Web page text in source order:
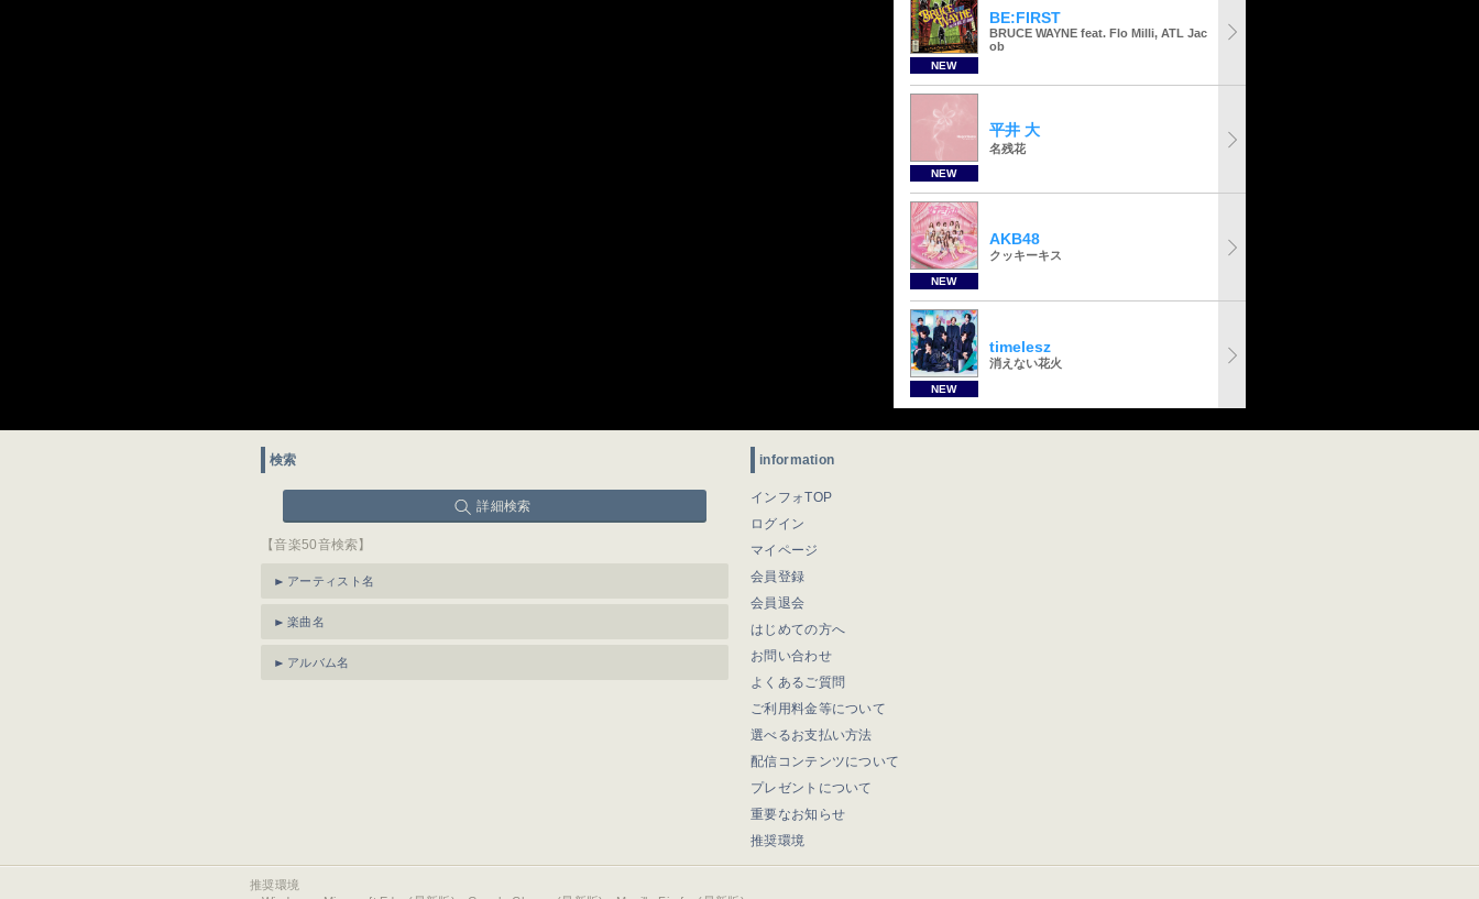
NEW
BE:FIRST
BRUCE WAYNE feat. Flo Milli, ATL Jac
ob
NEW
平井 大
名残花
NEW
AKB48
クッキーキス
NEW
timelesz
消えない花火
検索
詳細検索
【音楽50音検索】
アーティスト名
楽曲名
アルバム名
information
インフォTOP
ログイン
マイページ
会員登録
会員退会
はじめての方へ
お問い合わせ
よくあるご質問
ご利用料金等について
選べるお支払い方法
配信コンテンツについて
プレゼントについて
重要なお知らせ
推奨環境
推奨環境